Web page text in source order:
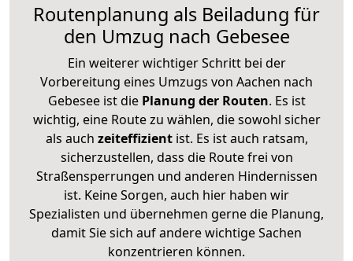
Routenplanung als Beiladung für
den Umzug nach Gebesee
Ein weiterer wichtiger Schritt bei der
Vorbereitung eines Umzugs von Aachen nach
Gebesee ist diePlanung der Routen. Es ist
wichtig, eine Route zu wählen, die sowohl sicher
als auch zeiteffizientist. Es ist auch ratsam,
sicherzustellen, dass die Route frei von
Straßensperrungen und anderen Hindernissen
ist. Keine Sorgen, auch hier haben wir
Spezialisten und übernehmen gerne die Planung,
damit Sie sich auf andere wichtige Sachen
konzentrieren können.